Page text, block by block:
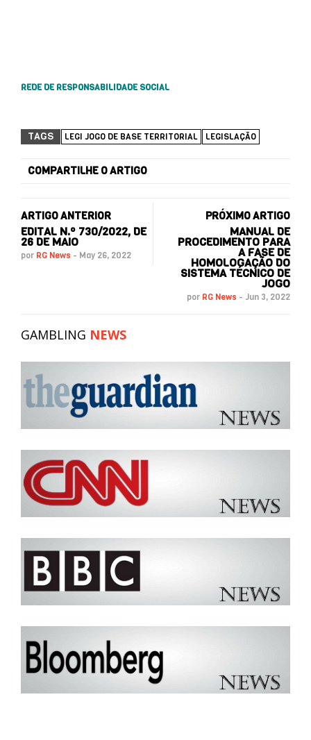
REDE DE RESPONSABILIDADE SOCIAL
TAGS LEGI JOGO DE BASE TERRITORIAL LEGISLAÇÃO
COMPARTILHE O ARTIGO
ARTIGO ANTERIOR
EDITAL N.º 730/2022, DE
26 DE MAIO
por RG News - May 26, 2022
PRÓXIMO ARTIGO
MANUAL DE
PROCEDIMENTO PARA
A FASE DE
HOMOLOGAÇÃO DO
SISTEMA TÉCNICO DE
JOGO
por RG News - Jun 3, 2022
GAMBLING NEWS